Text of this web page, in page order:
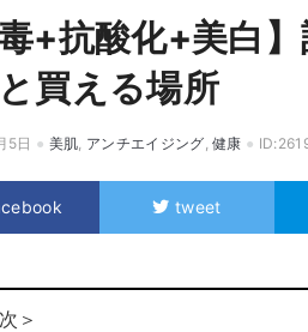
毒+抗酸化+美白
買える場所
5日 美肌, アンチエイジング,健康
tweet
＞